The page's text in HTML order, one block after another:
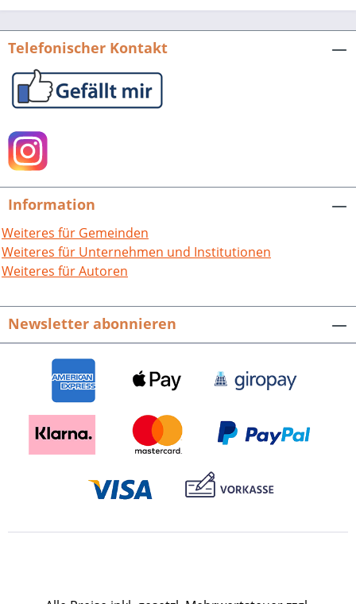
in Straßburg auf dem Scheiterhaufen. In
Deutschland, der Schweiz und
Tschechien kritisch die Quellen aus, in
Bd. 3. Hrsg. von Albert de Lange und
Kathrin Utz Tremp. 344 S. mit 20 Abb.,
Broschur. ISBN 978-3-89735-433-3. EUR
28,- Buch-Cover als tif-Datei zum
Telefonischer Kontakt
Information
Weiteres für Gemeinden
Weiteres für Unternehmen und Institutionen
Weiteres für Autoren
Newsletter abonnieren